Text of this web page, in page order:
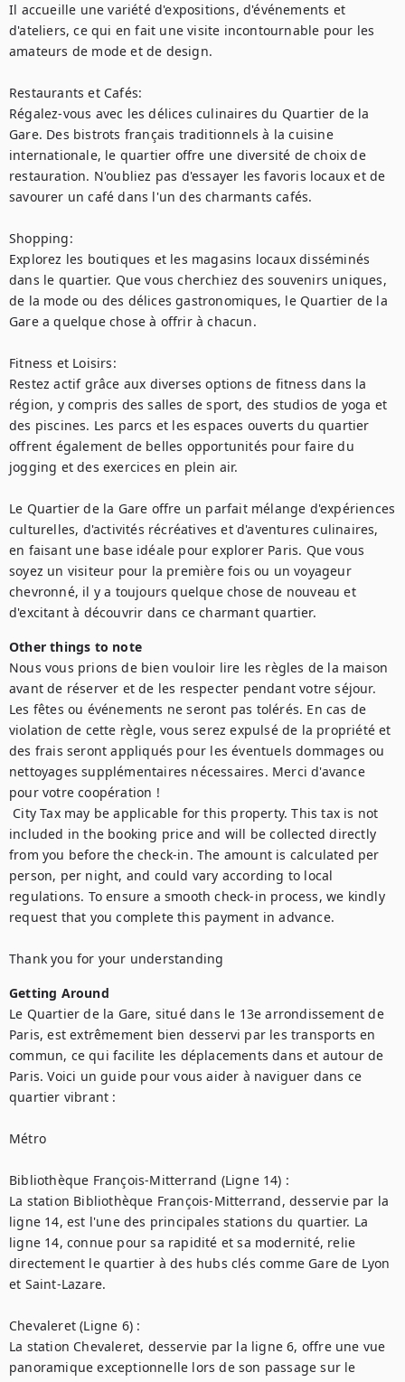
Il accueille une variété d'expositions, d'événements et
d'ateliers, ce qui en fait une visite incontournable pour les
amateurs de mode et de design.
Restaurants et Cafés:
Régalez-vous avec les délices culinaires du Quartier de la
Gare. Des bistrots français traditionnels à la cuisine
internationale, le quartier offre une diversité de choix de
restauration. N'oubliez pas d'essayer les favoris locaux et de
savourer un café dans l'un des charmants cafés.
Shopping:
Explorez les boutiques et les magasins locaux disséminés
dans le quartier. Que vous cherchiez des souvenirs uniques,
de la mode ou des délices gastronomiques, le Quartier de la
Gare a quelque chose à offrir à chacun.
Fitness et Loisirs:
Restez actif grâce aux diverses options de fitness dans la
région, y compris des salles de sport, des studios de yoga et
des piscines. Les parcs et les espaces ouverts du quartier
offrent également de belles opportunités pour faire du
jogging et des exercices en plein air.
Le Quartier de la Gare offre un parfait mélange d'expériences
culturelles, d'activités récréatives et d'aventures culinaires,
en faisant une base idéale pour explorer Paris. Que vous
soyez un visiteur pour la première fois ou un voyageur
chevronné, il y a toujours quelque chose de nouveau et
d'excitant à découvrir dans ce charmant quartier.
Other things to note
Nous vous prions de bien vouloir lire les règles de la maison
avant de réserver et de les respecter pendant votre séjour.
Les fêtes ou événements ne seront pas tolérés. En cas de
violation de cette règle, vous serez expulsé de la propriété et
des frais seront appliqués pour les éventuels dommages ou
nettoyages supplémentaires nécessaires. Merci d'avance
pour votre coopération !
included in the booking price and will be collected directly
from you before the check-in. The amount is calculated per
person, per night, and could vary according to local
regulations. To ensure a smooth check-in process, we kindly
request that you complete this payment in advance.
Thank you for your understanding
Getting Around
Le Quartier de la Gare, situé dans le 13e arrondissement de
Paris, est extrêmement bien desservi par les transports en
commun, ce qui facilite les déplacements dans et autour de
Paris. Voici un guide pour vous aider à naviguer dans ce
quartier vibrant :
Métro
Bibliothèque François-Mitterrand (Ligne 14) :
La station Bibliothèque François-Mitterrand, desservie par la
ligne 14, est l'une des principales stations du quartier. La
ligne 14, connue pour sa rapidité et sa modernité, relie
directement le quartier à des hubs clés comme Gare de Lyon
et Saint-Lazare.
Chevaleret (Ligne 6) :
La station Chevaleret, desservie par la ligne 6, offre une vue
panoramique exceptionnelle lors de son passage sur le